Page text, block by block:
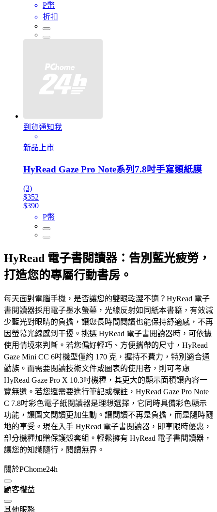
P幣
折扣
到貨通知我
新品上市
HyRead Gaze Pro Note系列7.8吋手寫類紙膜
(3)
$352
$390
P幣
HyRead 電子書閱讀器：告別藍光疲勞，
打造您的專屬行動書房。
每天面對電腦手機，是否讓您的雙眼乾澀不適？HyRead 電子
書閱讀器採用電子墨水螢幕，光線反射如同紙本書籍，有效減
少藍光對眼睛的負擔，讓您長時間閱讀也能保持舒適感，不再
因螢幕光線感到干擾。挑選 HyRead 電子書閱讀器時，可依據
使用情境來判斷。若您偏好輕巧、方便攜帶的尺寸，HyRead
Gaze Mini CC 6吋機型僅約 170 克，握持不費力，特別適合通
勤族。而需要閱讀技術文件或圖表的使用者，則可考慮
HyRead Gaze Pro X 10.3吋機種，其更大的顯示面積讓內容一
覽無遺。若您還需要進行筆記或標註，HyRead Gaze Pro Note
C 7.8吋彩色電子紙閱讀器是理想選擇，它同時具備彩色顯示
功能，讓圖文閱讀更加生動。讓閱讀不再是負擔，而是隨時隨
地的享受。現在入手 HyRead 電子書閱讀器，即享限時優惠，
部分機種加贈保護殼套組。輕鬆擁有 HyRead 電子書閱讀器，
讓您的知識隨行，閱讀無界。
關於PChome24h
顧客權益
其他服務